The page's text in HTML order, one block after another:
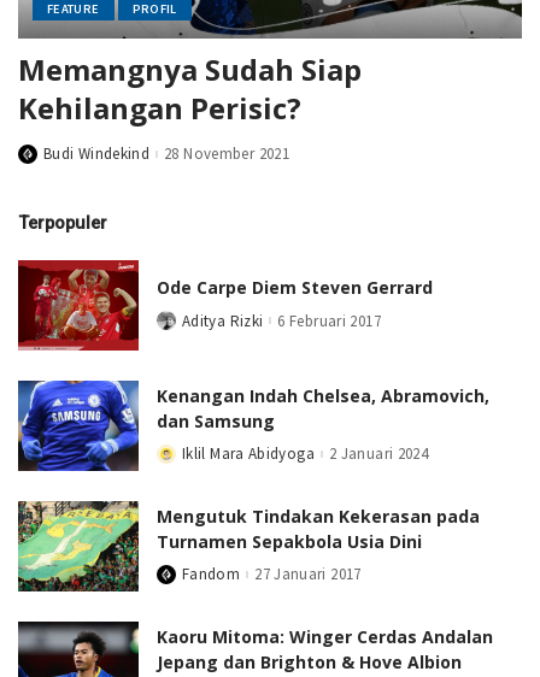
FEATURE PROFIL
Memangnya Sudah Siap
Kehilangan Perisic?
PostedBudi Windekind 28 November 2021
Terpopuler
Ode Carpe Diem Steven Gerrard
PostedAditya Rizki 6 Februari 2017
Kenangan Indah Chelsea, Abramovich,
dan Samsung
PostedIklil Mara Abidyoga 2 Januari 2024
Mengutuk Tindakan Kekerasan pada
Turnamen Sepakbola Usia Dini
PostedFandom 27 Januari 2017
Kaoru Mitoma: Winger Cerdas Andalan
Jepang dan Brighton & Hove Albion